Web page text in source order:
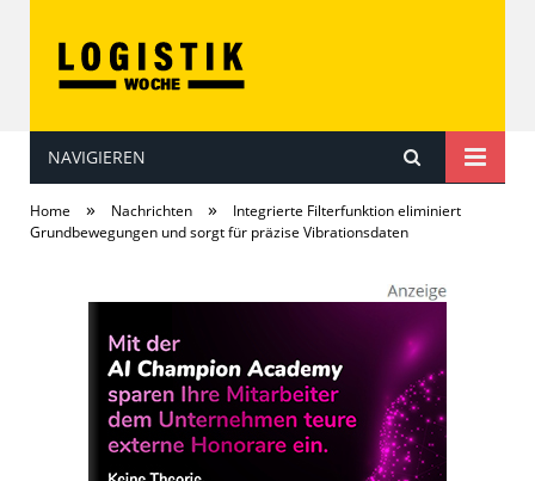
LOGISTIKwoche
NAVIGIEREN
Home » Nachrichten »
Integrierte Filterfunktion eliminiert
Grundbewegungen und sorgt für präzise Vibrationsdaten